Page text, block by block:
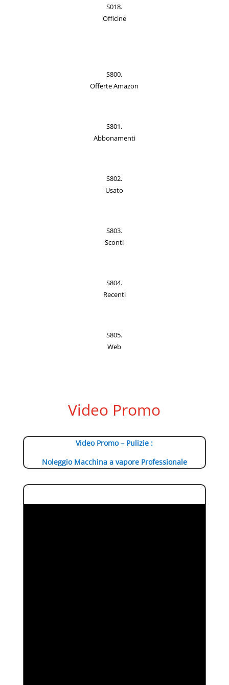
S018.
Officine
S800.
Offerte Amazon
S801.
Abbonamenti
S802.
Usato
S803.
Sconti
S804.
Recenti
S805.
Web
Video Promo
Video Promo – Pulizie :
Noleggio Macchina a vapore Professionale